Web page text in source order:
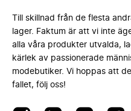
Till skillnad från de flesta
lager. Faktum är att vi inte
alla våra produkter utvalda,
kärlek av passionerade
modebutiker. Vi hoppas att
fallet, följ oss!